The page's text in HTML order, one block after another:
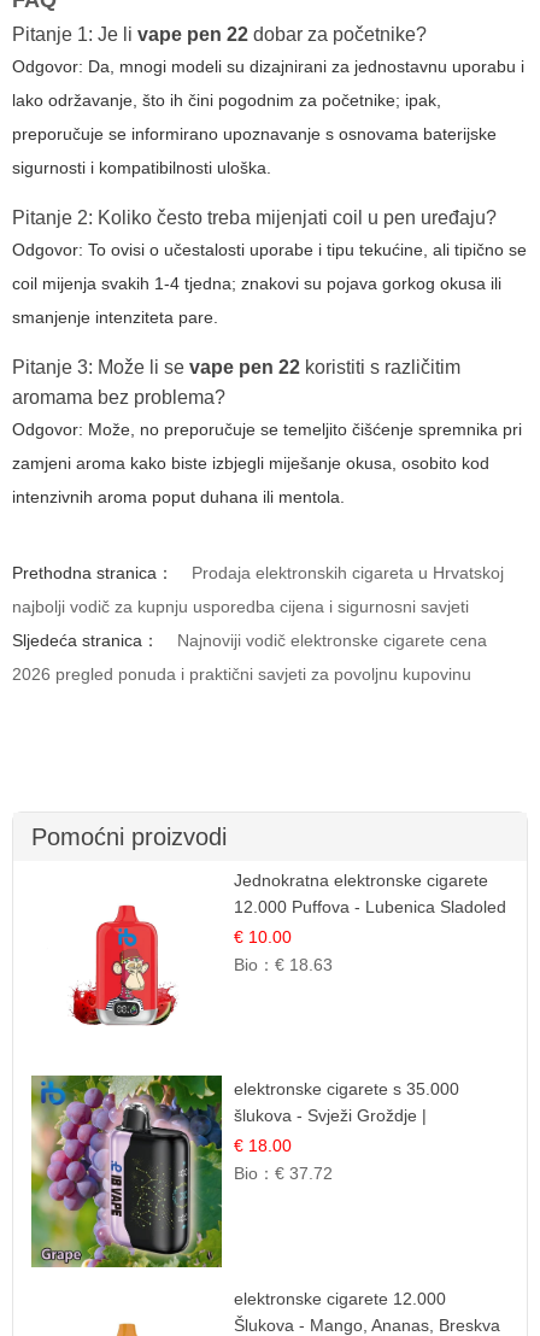
Pitanje 1: Je li vape pen 22 dobar za početnike?
Odgovor: Da, mnogi modeli su dizajnirani za jednostavnu uporabu i
lako održavanje, što ih čini pogodnim za početnike; ipak,
preporučuje se informirano upoznavanje s osnovama baterijske
sigurnosti i kompatibilnosti uloška.
Pitanje 2: Koliko često treba mijenjati coil u pen uređaju?
Odgovor: To ovisi o učestalosti uporabe i tipu tekućine, ali tipično se
coil mijenja svakih 1-4 tjedna; znakovi su pojava gorkog okusa ili
smanjenje intenziteta pare.
Pitanje 3: Može li se vape pen 22 koristiti s različitim
aromama bez problema?
Odgovor: Može, no preporučuje se temeljito čišćenje spremnika pri
zamjeni aroma kako biste izbjegli miješanje okusa, osobito kod
intenzivnih aroma poput duhana ili mentola.
Prethodna stranica：
Prodaja elektronskih cigareta u Hrvatskoj
najbolji vodič za kupnju usporedba cijena i sigurnosni savjeti
Sljedeća stranica：
Najnoviji vodič elektronske cigarete cena
2026 pregled ponuda i praktični savjeti za povoljnu kupovinu
Pomoćni proizvodi
Jednokratna elektronske cigarete
12.000 Puffova - Lubenica Sladoled
| Ljetna Desertna Aroma
€ 10.00
Bio：€ 18.63
elektronske cigarete s 35.000
šlukova - Svježi Groždje |
Osježavajuća Voćna Aroma
€ 18.00
Bio：€ 37.72
elektronske cigarete 12.000
Šlukova - Mango, Ananas, Breskva